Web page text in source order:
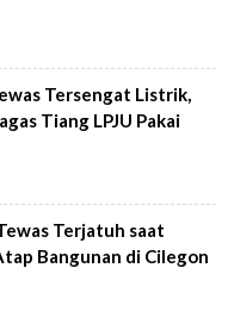
Tersengat Listrik,
Tiang LPJU Pakai
Terjatuh saat
Bangunan di Cilegon